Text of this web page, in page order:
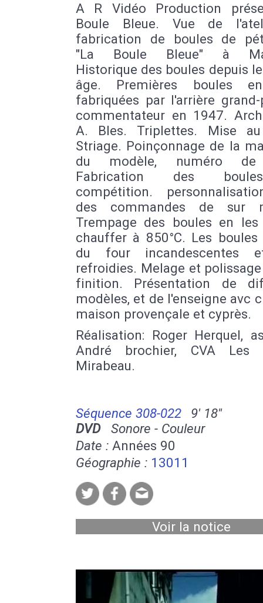
A R Vidéo Production
Boule Bleue. Vue de
fabrication de boules de
"La Boule Bleue" à
Historique des boules depuis
âge. Premières boules
fabriquées par l'arrière
commentateur en 1947.
A. Bles. Triplettes. Mise
Striage. Poinçonnage de la
du modèle, numéro de
Fabrication des
compétition.
des commandes de sur
Trempage des boules en
chauffer à 850°C. Les
du four incandescentes
refroidies. Melage et
finition. Présentation de
modèles, et de l'enseigne avc
maison provençale et cyprès.
Réalisation: Roger Herquel,
André brochier, CVA Les
Mirabeau.
Séquence 308-022
9' 18''
DVDSonore - Couleur
Date : Années 90
Géographie : 13011
Voir la notice